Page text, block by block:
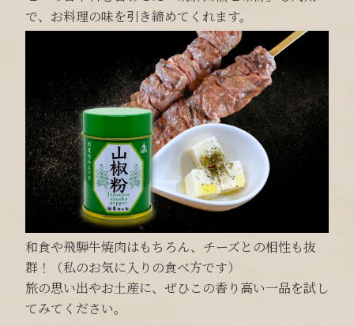
で、お料理の味を引き締めてくれます。
和食や飛騨牛焼肉はもちろん、チーズとの相性も抜
群！（私のお気に入りの食べ方です）
旅の思い出やお土産に、ぜひこの香り高い一品を試し
てみてください。